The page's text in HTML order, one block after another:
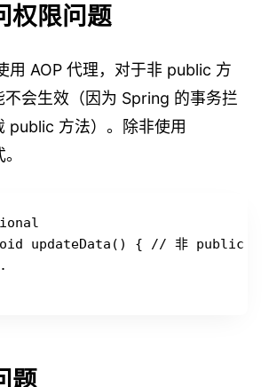
权限问题
用 AOP 代理，对于非 public 方
不会生效（因为 Spring 的事务拦
public 方法）。除非使用
updateData() { // 非 public 方法
题